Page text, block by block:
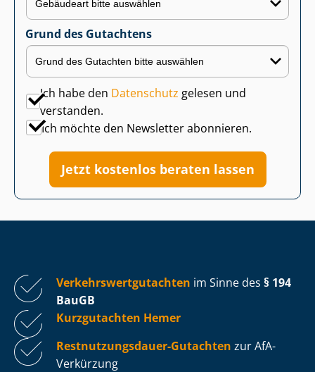
Grund des Gutachtens
Ich habe den Datenschutz gelesen und
verstanden.
Ich möchte den Newsletter abonnieren.
Jetzt kostenlos beraten lassen
Ver­kehrs­wert­gut­ach­ten im Sinne des § 194
BauGB
Kurzgutachten Hemer
Rest­nut­zungs­dau­er-Gutachten zur AfA-
Verkürzung